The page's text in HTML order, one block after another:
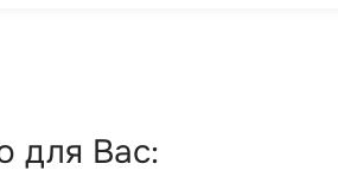
для Вас: